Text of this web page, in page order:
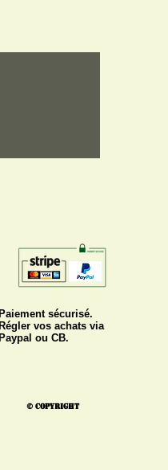
Paiement sécurisé.
Régler vos achats via
Paypal ou CB.
© Copyright